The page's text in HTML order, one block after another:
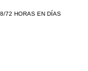
72 HORAS EN DÍAS